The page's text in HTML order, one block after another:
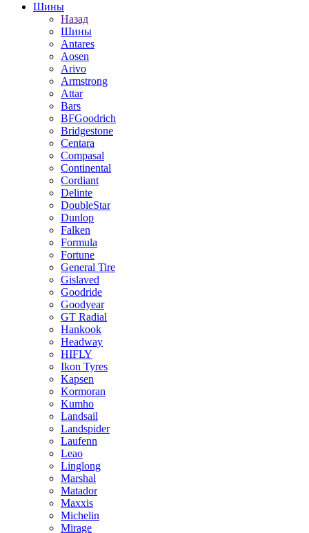
Шины
Назад
Шины
Antares
Aosen
Arivo
Armstrong
Attar
Bars
BFGoodrich
Bridgestone
Centara
Compasal
Continental
Cordiant
Delinte
DoubleStar
Dunlop
Falken
Formula
Fortune
General Tire
Gislaved
Goodride
Goodyear
GT Radial
Hankook
Headway
HIFLY
Ikon Tyres
Kapsen
Kormoran
Kumho
Landsail
Landspider
Laufenn
Leao
Linglong
Marshal
Matador
Maxxis
Michelin
Mirage